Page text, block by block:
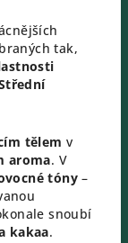
tak,
tělem v
aroma. V
tóny –
snoubí
kakaa.